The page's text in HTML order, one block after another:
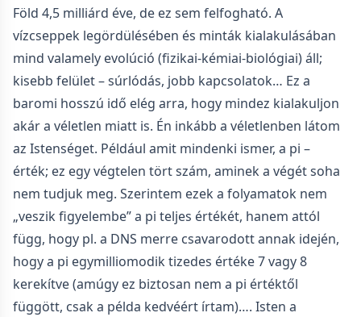
Föld 4,5 milliárd éve, de ez sem felfogható. A
vízcseppek legördülésében és minták kialakulásában
mind valamely evolúció (fizikai-kémiai-biológiai) áll;
kisebb felület – súrlódás, jobb kapcsolatok… Ez a
baromi hosszú idő elég arra, hogy mindez kialakuljon
akár a véletlen miatt is. Én inkább a véletlenben látom
az Istenséget. Például amit mindenki ismer, a pi –
érték; ez egy végtelen tört szám, aminek a végét soha
nem tudjuk meg. Szerintem ezek a folyamatok nem
„veszik figyelembe” a pi teljes értékét, hanem attól
függ, hogy pl. a DNS merre csavarodott annak idején,
hogy a pi egymilliomodik tizedes értéke 7 vagy 8
kerekítve (amúgy ez biztosan nem a pi értéktől
függött, csak a példa kedvéért írtam)…. Isten a